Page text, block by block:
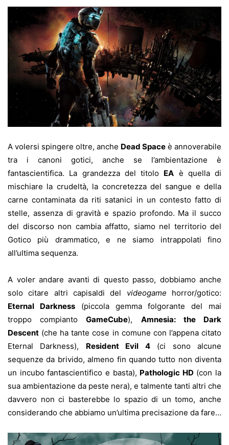
A volersi spingere oltre, anche Dead Space è annoverabile
tra i canoni gotici, anche se l’ambientazione è
fantascientifica. La grandezza del titolo EA è quella di
mischiare la crudeltà, la concretezza del sangue e della
carne contaminata da riti satanici in un contesto fatto di
stelle, assenza di gravità e spazio profondo. Ma il succo
del discorso non cambia affatto, siamo nel territorio del
Gotico più drammatico, e ne siamo intrappolati fino
all’ultima sequenza.
A voler andare avanti di questo passo, dobbiamo anche
solo citare altri capisaldi del videogame horror/gotico:
Eternal Darkness(piccola gemma folgorante del mai
troppo compiantoGameCube), Amnesia: the Dark
Descent (che ha tante cose in comune con l’appena citato
Eternal Darkness), Resident Evil 4(ci sono alcune
sequenze da brivido, almeno fin quando tutto non diventa
un incubo fantascientifico e basta), Pathologic HD(con la
sua ambientazione da peste nera), e talmente tanti altri che
davvero non ci basterebbe lo spazio di un tomo, anche
considerando che abbiamo un’ultima precisazione da fare…